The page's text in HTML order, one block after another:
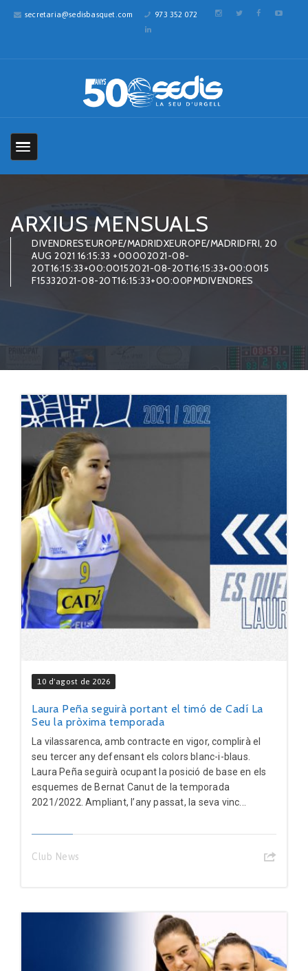
secretaria@sedisbasquet.com 973 352 072
ARXIUS MENSUALS
DIVENDRES'EUROPE/MADRIDXEUROPE/MADRIDFRI, 20
AUG 2021 16:15:33 +00002021-08-
20T16:15:33+00:00152021-08-20T16:15:33+00:0015
F15332021-08-20T16:15:33+00:00PMDIVENDRES
10 d'agost de 2026
Laura Peña seguirà portant el timó de Cadí La
Seu la pròxima temporada
La vilassarenca, amb contracte en vigor, complirà el
seu tercer any defensant els colors blanc-i-blaus.
Laura Peña seguirà ocupant la posició de base en els
esquemes de Bernat Canut de la temporada
2021/2022. Ampliant, l’any passat, la seva vinc...
Club News